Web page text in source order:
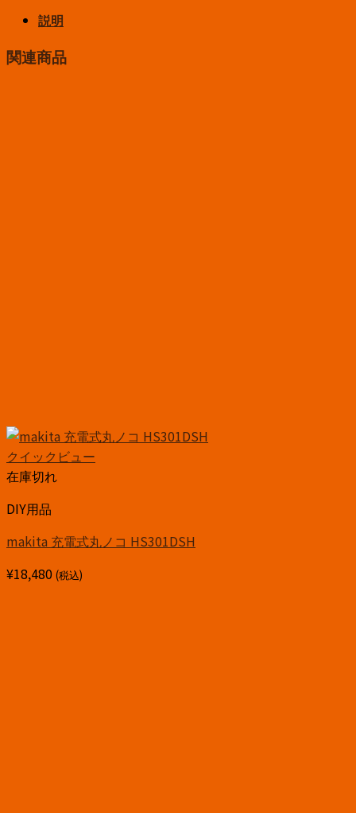
説明
関連商品
クイックビュー
在庫切れ
DIY用品
makita 充電式丸ノコ HS301DSH
¥18,480 (税込)